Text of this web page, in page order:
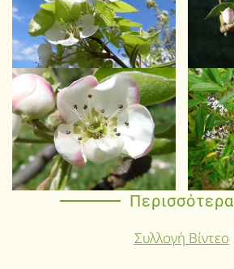
Περισσότερα
Συλλογή Βίντεο